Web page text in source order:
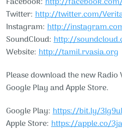
Twitter:http://twitter.com/
Instagram:http://
SoundCloud:http://
Website:http://tamil.rvasia.org
Please download the new
Google Play and Apple Store.
Google Play:https://bit.ly/
Apple Store:https://apple.co/